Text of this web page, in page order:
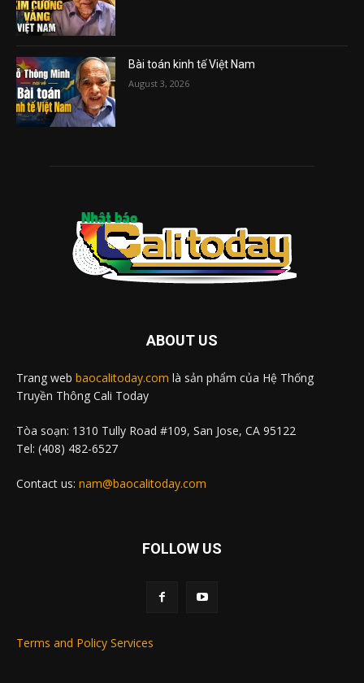
Bài toán kinh tế Việt Nam
August 3, 2026
ABOUT US
Trang web baocalitoday.com là sản phẩm của Hệ Thống
Truyền Thông Cali Today
Tòa soạn: 1310 Tully Road #109, San Jose, CA 95122
Tel: (408) 482-6527
Contact us: nam@baocalitoday.com
FOLLOW US
Terms and Policy Services